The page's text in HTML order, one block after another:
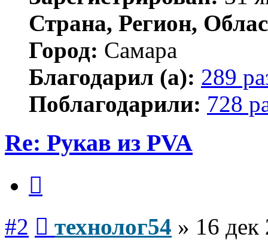
Страна, Регион,
Город: Самара
Благодарил (а): 289
Поблагодарили: 728
Re: Рукав из PVA
#2 технолог54 » 16